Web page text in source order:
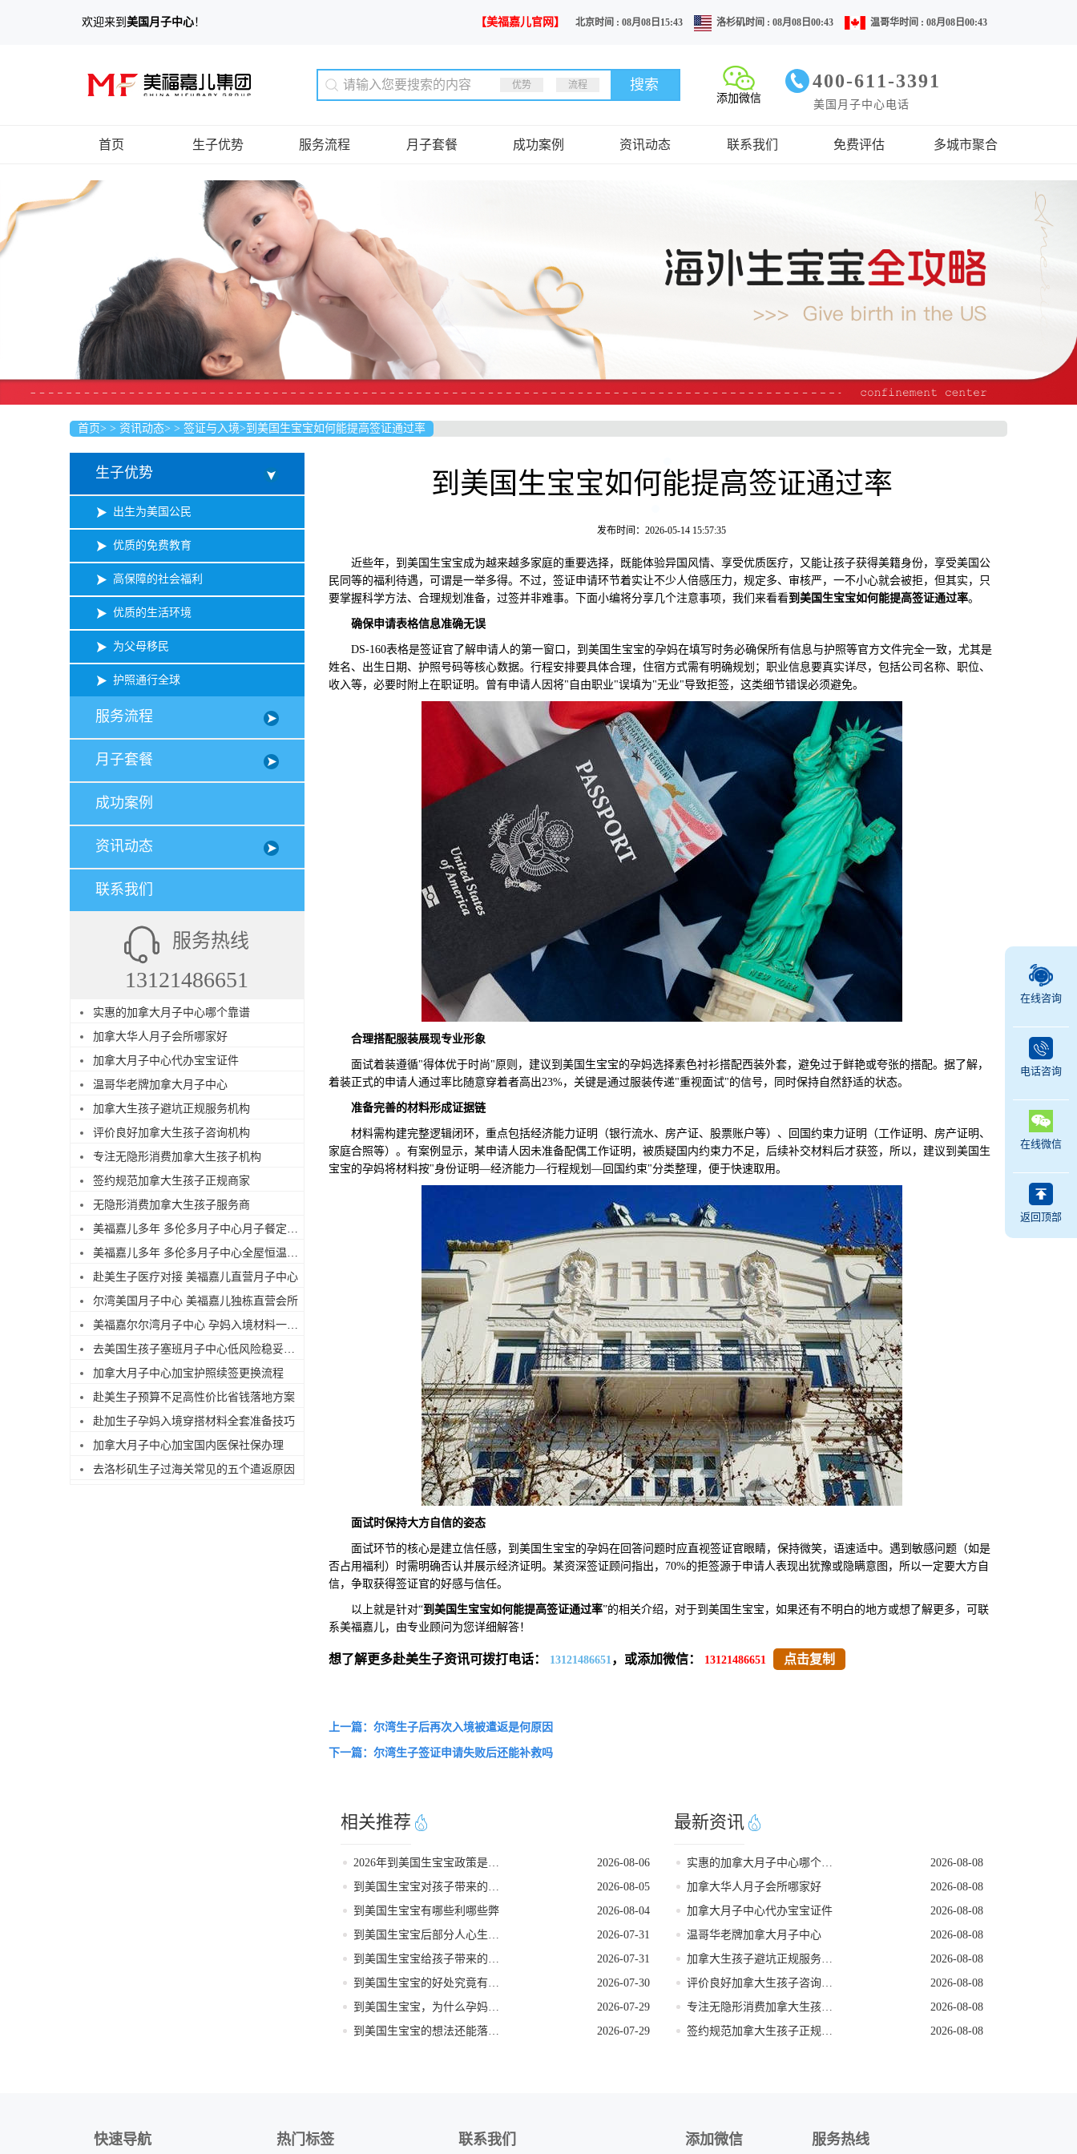
欢迎来到 美国月子中心！ 【美福嘉儿官网】 北京时间 : 08月08日15:43 洛杉矶时间 : 08月08日00:43 温哥华时间 : 08月08日00:43
优势 流程
添加微信
400-611-3391
美国月子中心电话
首页 生子优势 服务流程 月子套餐 成功案例 资讯动态 联系我们 免费评估 多城市聚合
首页> > 资讯动态> > 签证与入境>到美国生宝宝如何能提高签证通过率
生子优势
出生为美国公民
优质的免费教育
高保障的社会福利
优质的生活环境
为父母移民
护照通行全球
服务流程
月子套餐
成功案例
资讯动态
联系我们
服务热线
13121486651
实惠的加拿大月子中心哪个靠谱
加拿大华人月子会所哪家好
加拿大月子中心代办宝宝证件
温哥华老牌加拿大月子中心
加拿大生孩子避坑正规服务机构
评价良好加拿大生孩子咨询机构
专注无隐形消费加拿大生孩子机构
签约规范加拿大生孩子正规商家
无隐形消费加拿大生孩子服务商
美福嘉儿多年 多伦多月子中心月子餐定制搭配
美福嘉儿多年 多伦多月子中心全屋恒温待产环境
赴美生子医疗对接 美福嘉儿直营月子中心
尔湾美国月子中心 美福嘉儿独栋直营会所
美福嘉尔尔湾月子中心 孕妈入境材料一站式备齐
去美国生孩子塞班月子中心低风险稳妥出行
加拿大月子中心加宝护照续签更换流程
赴美生子预算不足高性价比省钱落地方案
赴加生子孕妈入境穿搭材料全套准备技巧
加拿大月子中心加宝国内医保社保办理
去洛杉矶生子过海关常见的五个遣返原因
到美国生宝宝如何能提高签证通过率
发布时间：2026-05-14 15:57:35
近些年，到美国生宝宝成为越来越多家庭的重要选择，既能体验异国风情、享受优质医疗，又能让孩子获得美籍身份，享受美国公
民同等的福利待遇，可谓是一举多得。不过，签证申请环节着实让不少人倍感压力，规定多、审核严，一不小心就会被拒，但其实，只
要掌握科学方法、合理规划准备，过签并非难事。下面小编将分享几个注意事项，我们来看看到美国生宝宝如何能提高签证通过率。
确保申请表格信息准确无误
DS-160表格是签证官了解申请人的第一窗口，到美国生宝宝的孕妈在填写时务必确保所有信息与护照等官方文件完全一致，尤其是
姓名、出生日期、护照号码等核心数据。行程安排要具体合理，住宿方式需有明确规划；职业信息要真实详尽，包括公司名称、职位、
收入等，必要时附上在职证明。曾有申请人因将"自由职业"误填为"无业"导致拒签，这类细节错误必须避免。
合理搭配服装展现专业形象
面试着装遵循"得体优于时尚"原则，建议到美国生宝宝的孕妈选择素色衬衫搭配西装外套，避免过于鲜艳或夸张的搭配。据了解，
着装正式的申请人通过率比随意穿着者高出23%，关键是通过服装传递"重视面试"的信号，同时保持自然舒适的状态。
准备完善的材料形成证据链
材料需构建完整逻辑闭环，重点包括经济能力证明（银行流水、房产证、股票账户等）、回国约束力证明（工作证明、房产证明、
家庭合照等）。有案例显示，某申请人因未准备配偶工作证明，被质疑国内约束力不足，后续补交材料后才获签，所以，建议到美国生
宝宝的孕妈将材料按"身份证明—经济能力—行程规划—回国约束"分类整理，便于快速取用。
面试时保持大方自信的姿态
面试环节的核心是建立信任感，到美国生宝宝的孕妈在回答问题时应直视签证官眼睛，保持微笑，语速适中。遇到敏感问题（如是
否占用福利）时需明确否认并展示经济证明。某资深签证顾问指出，70%的拒签源于申请人表现出犹豫或隐瞒意图，所以一定要大方自
信，争取获得签证官的好感与信任。
以上就是针对“到美国生宝宝如何能提高签证通过率”的相关介绍，对于到美国生宝宝，如果还有不明白的地方或想了解更多，可联
系美福嘉儿，由专业顾问为您详细解答！
想了解更多赴美生子资讯可拨打电话： 13121486651，或添加微信： 13121486651 点击复制
上一篇：尔湾生子后再次入境被遣返是何原因
下一篇：尔湾生子签证申请失败后还能补救吗
相关推荐
2026年到美国生宝宝政策是否发生变动
2026-08-06
到美国生宝宝对孩子带来的各种好处
2026-08-05
到美国生宝宝有哪些利哪些弊
2026-08-04
到美国生宝宝后部分人心生悔意是怎么回事
2026-07-31
到美国生宝宝给孩子带来的长期发展红利
2026-07-31
到美国生宝宝的好处究竟有哪些
2026-07-30
到美国生宝宝，为什么孕妈们大多首选洛杉矶
2026-07-29
到美国生宝宝的想法还能落地吗
2026-07-29
最新资讯
实惠的加拿大月子中心哪个靠谱
2026-08-08
加拿大华人月子会所哪家好
2026-08-08
加拿大月子中心代办宝宝证件
2026-08-08
温哥华老牌加拿大月子中心
2026-08-08
加拿大生孩子避坑正规服务机构
2026-08-08
评价良好加拿大生孩子咨询机构
2026-08-08
专注无隐形消费加拿大生孩子机构
2026-08-08
签约规范加拿大生孩子正规商家
2026-08-08
快速导航 热门标签 联系我们 添加微信 服务热线
在线咨询
电话咨询
在线微信
返回顶部